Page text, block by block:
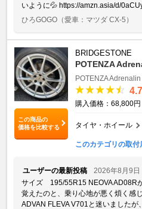
いように💦 https://amzn.asia/d/
ひろGOGO （愛車：マツダ CX-5）
この商品の
価格を比較する
BRIDGESTONE
POTENZA
POTENZA
購入価格：68,800円
タイヤ・ホイール
このカテゴリの取付
ユーザーの最新投稿
2026年8月9日
サイズ 195/55R15 NEOVA AD08R
覚えたのと、乗り心地が悪く煩く感
ADVAN FLEVA V701と迷いましたが